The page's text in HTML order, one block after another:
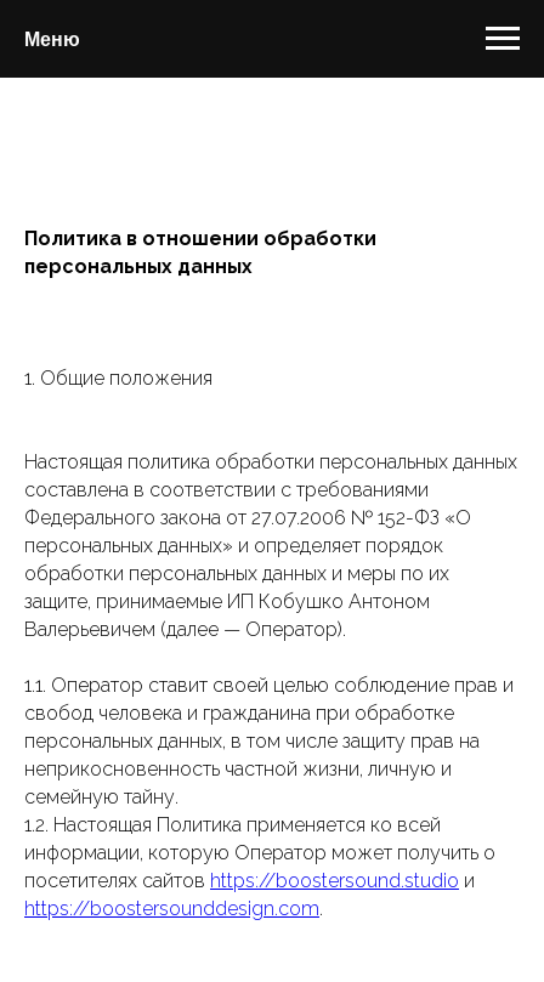
Меню
Политика в отношении обработки
персональных данных
1. Общие положения
Настоящая политика обработки персональных данных
составлена в соответствии с требованиями
Федерального закона от 27.07.2006 № 152-ФЗ «О
персональных данных» и определяет порядок
обработки персональных данных и меры по их
защите, принимаемые ИП Кобушко Антоном
Валерьевичем (далее — Оператор).
1.1. Оператор ставит своей целью соблюдение прав и
свобод человека и гражданина при обработке
персональных данных, в том числе защиту прав на
неприкосновенность частной жизни, личную и
семейную тайну.
1.2. Настоящая Политика применяется ко всей
информации, которую Оператор может получить о
посетителях сайтов https://boostersound.studio и
https://boostersounddesign.com.